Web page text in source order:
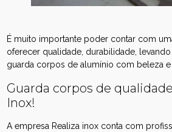
É muito importante poder contar com
oferecer qualidade, durabilidade,
guarda corpos de alumínio com beleza e
Guarda corpos de
Inox!
A empresa Realiza inox conta com